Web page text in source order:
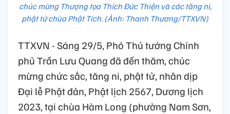
chúc mừng Thượng tọa Thích Đức Thiện và các tăng ni,
phật tử chùa Phật Tích. (Ảnh: Thanh Thương/TTXVN)
TTXVN - Sáng 29/5, Phó Thủ tướng Chính
phủ Trần Lưu Quang đã đến thăm, chúc
mừng chức sắc, tăng ni, phật tử, nhân dịp
Đại lễ Phật đản, Phật lịch 2567, Dương lịch
2023, tại chùa Hàm Long (phường Nam Sơn,